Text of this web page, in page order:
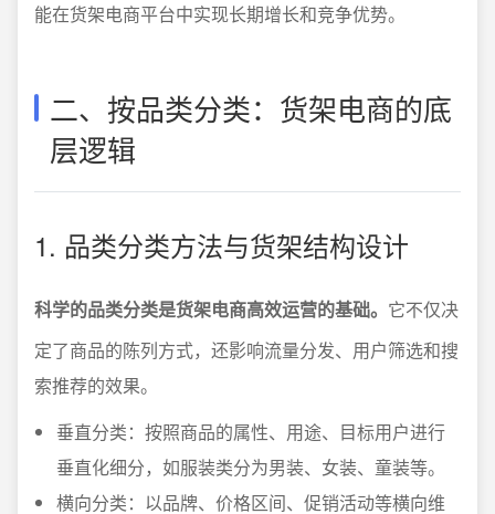
能在货架电商平台中实现长期增长和竞争优势。
二、按品类分类：货架电商的底
层逻辑
1. 品类分类方法与货架结构设计
科学的品类分类是货架电商高效运营的基础。 它不仅决
定了商品的陈列方式，还影响流量分发、用户筛选和搜
索推荐的效果。
垂直分类：按照商品的属性、用途、目标用户进行
垂直化细分，如服装类分为男装、女装、童装等。
横向分类：以品牌、价格区间、促销活动等横向维